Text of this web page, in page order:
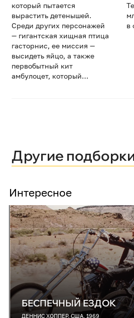
который пытается
вырастить детенышей.
Среди других персонажей
— гигантская хищная птица
гасторнис, ее миссия —
высидеть яйцо, а также
первобытный кит
амбулоцет, который
в
Другие
Интересное
БЕСПЕЧНЫЙ ЕЗДОК
ДЕННИС ХОППЕР, США, 1969